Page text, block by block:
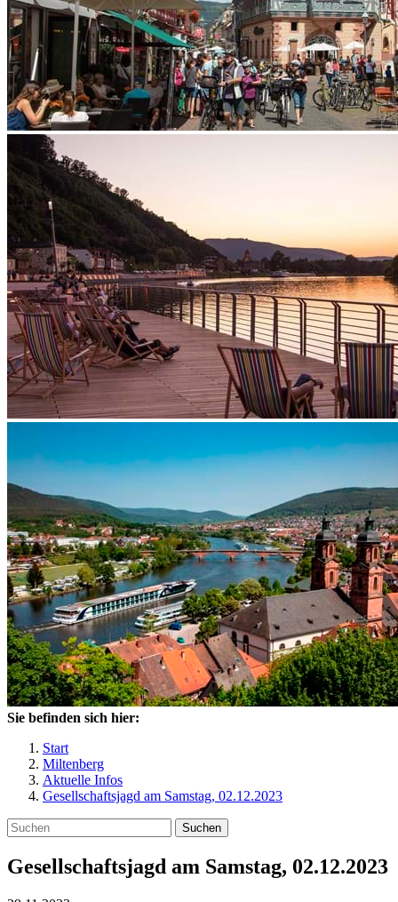
Sie befinden sich hier:
Start
Miltenberg
Aktuelle Infos
Gesellschaftsjagd am Samstag, 02.12.2023
Suchen
Gesellschaftsjagd am Samstag, 02.12.2023